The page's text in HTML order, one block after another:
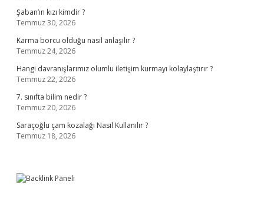
Şaban’ın kızı kimdir ?
Temmuz 30, 2026
Karma borcu olduğu nasıl anlaşılır ?
Temmuz 24, 2026
Hangi davranışlarımız olumlu iletişim kurmayı kolaylaştırır ?
Temmuz 22, 2026
7. sınıfta bilim nedir ?
Temmuz 20, 2026
Saraçoğlu çam kozalağı Nasıl Kullanılır ?
Temmuz 18, 2026